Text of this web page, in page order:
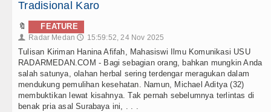
Tradisional Karo
🔖 FEATURE
👤 Radar Medan 🕔 15:59:52, 24 Nov 2025
Tulisan Kiriman Hanina Afifah, Mahasiswi Ilmu Komunikasi USU
RADARMEDAN.COM - Bagi sebagian orang, bahkan mungkin Anda
salah satunya, olahan herbal sering terdengar meragukan dalam
mendukung pemulihan kesehatan. Namun, Michael Aditya (32)
membuktikan lewat kisahnya. Tak pernah sebelumnya terlintas di
benak pria asal Surabaya ini, . . .